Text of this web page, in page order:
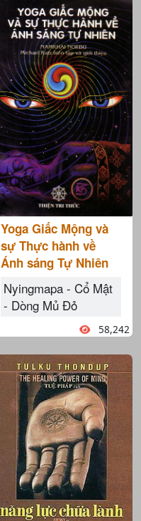
Yoga Giấc Mộng và
sự Thực hành về
Ánh sáng Tự Nhiên
Nyingmapa - Cổ Mật
- Dòng Mủ Đỏ
58,242